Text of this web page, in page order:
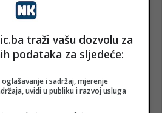
traži vašu dozvolu za
podataka za sljedeće:
i sadržaj, mjerenje
uvidi u publiku i razvoj usluga